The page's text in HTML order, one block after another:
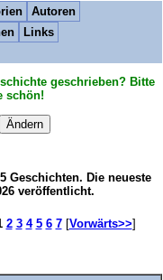
Autoren
Links
geschrieben? Bitte
schön!
Geschichten. Die neueste
veröffentlicht.
2 3 4 5 6 7[Vorwärts>>]